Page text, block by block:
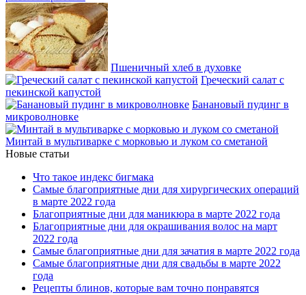
Пшеничный хлеб в духовке
Греческий салат с
пекинской капустой
Банановый пудинг в
микроволновке
Минтай в мультиварке с морковью и луком со сметаной
Новые статьи
Что такое индекс бигмака
Самые благоприятные дни для хирургических операций
в марте 2022 года
Благоприятные дни для маникюра в марте 2022 года
Благоприятные дни для окрашивания волос на март
2022 года
Самые благоприятные дни для зачатия в марте 2022 года
Самые благоприятные дни для свадьбы в марте 2022
года
Рецепты блинов, которые вам точно понравятся